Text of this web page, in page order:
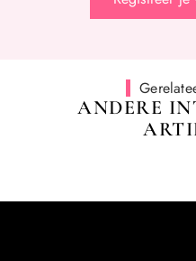
ANDERE